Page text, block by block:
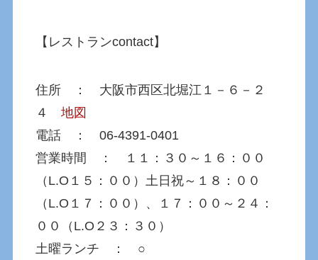
【レストランcontact】
住所 ： 大阪市西区北堀江１－６－２
４地図
電話 ： 06-4391-0401
営業時間 ： １１：３０～１６：００
（L.O１５：００）土日祝～１８：００
（L.O１７：００）、１７：００～２４：
００（L.O２３：３０）
土曜ランチ ： ○